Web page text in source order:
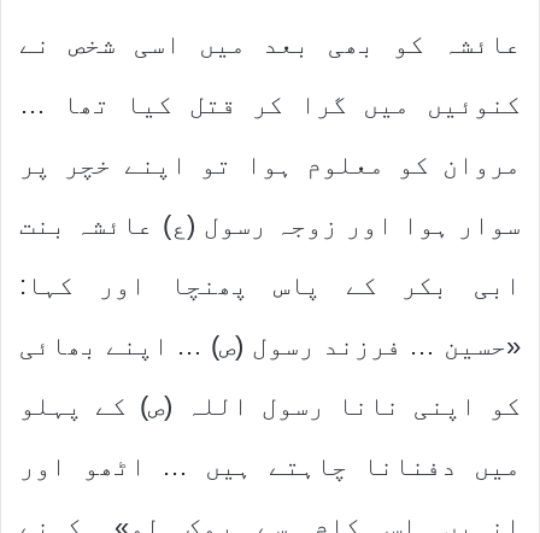
عائشہ کو بھی بعد میں اسی شخص نے
کنوئیں میں گرا کر قتل کیا تھا …
مروان کو معلوم ہوا تو اپنے خچر پر
سوار ہوا اور زوجہ رسول (ع) عائشہ بنت
ابی بکر کے پاس پھنچا اور کہا:
«حسین … فرزند رسول (ص) … اپنے بھائی
کو اپنی نانا رسول اللہ (ص) کے پہلو
میں دفنانا چاہتے ہیں … اٹھو اور
انہیں اس کام سے روک لو». کہنے